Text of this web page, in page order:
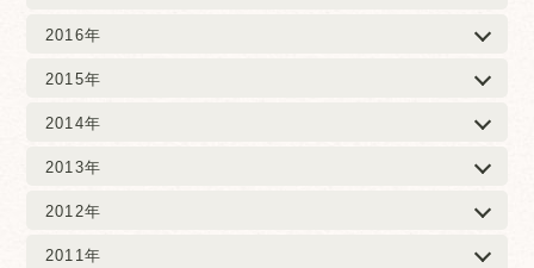
2016年
2015年
2014年
2013年
2012年
2011年